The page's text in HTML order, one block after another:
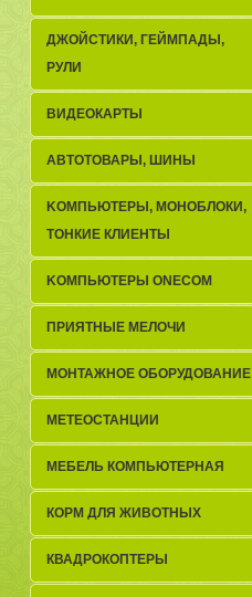
ДЖОЙСТИКИ, ГЕЙМПАДЫ,
РУЛИ
ВИДЕОКАРТЫ
АВТОТОВАРЫ, ШИНЫ
KОМПЬЮТЕРЫ, МОНОБЛОКИ,
ТОНКИЕ КЛИЕНТЫ
KОМПЬЮТЕРЫ ONECOM
ПРИЯТНЫЕ МЕЛОЧИ
МОНТАЖНОЕ ОБОРУДОВАНИЕ
МЕТЕОСТАНЦИИ
МЕБЕЛЬ КОМПЬЮТЕРНАЯ
КОРМ ДЛЯ ЖИВОТНЫХ
КВАДРОКОПТЕРЫ